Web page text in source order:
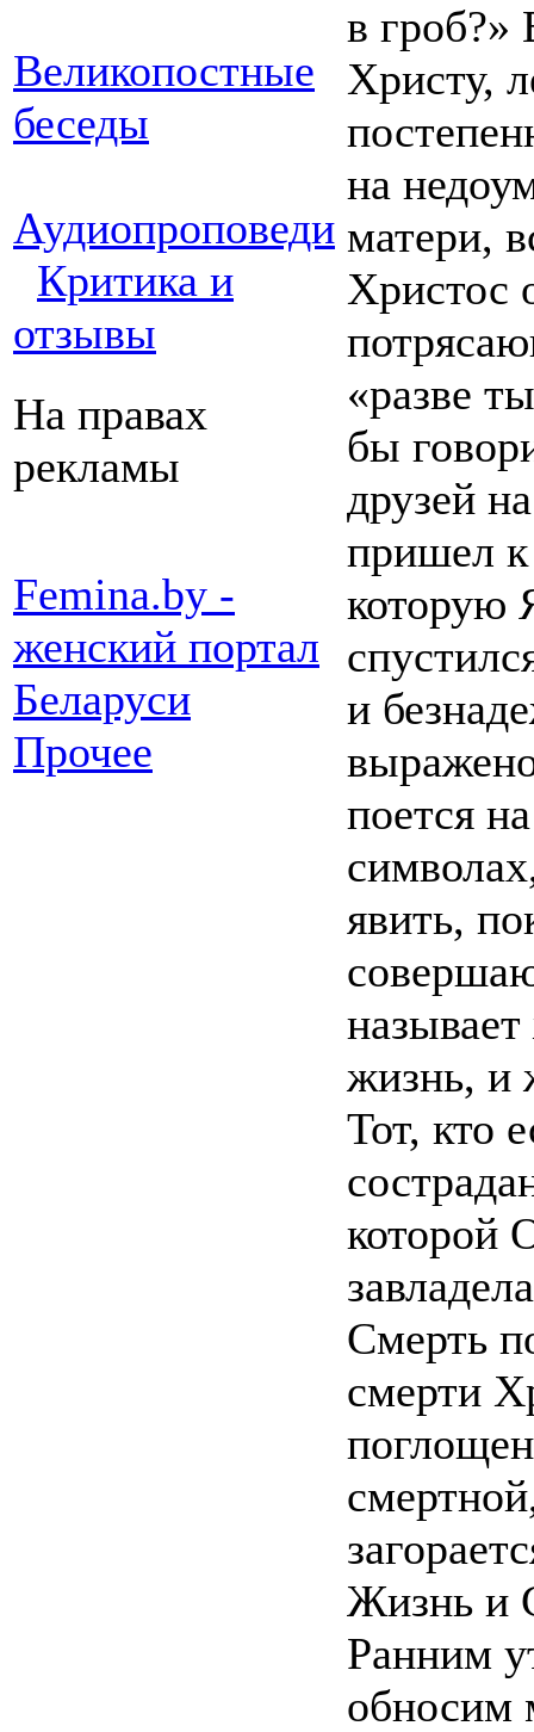
Великопостные
беседы
Аудиопроповеди
Критика и
отзывы
На правах
рекламы
Femina.by -
женский портал
Беларуси
Прочее
в гроб?»
Христу,
на
матери,
Христос
«разве
бы
друзей
пришел
которую
и
поется
явить,
жизнь, и
Тот, кто
которой
Смерть
смерти
Жизнь и
Ранним
обносим